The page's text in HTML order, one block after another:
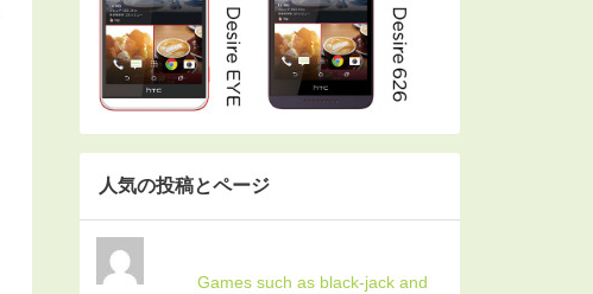
人気の投稿とページ
Games such as black-jack and